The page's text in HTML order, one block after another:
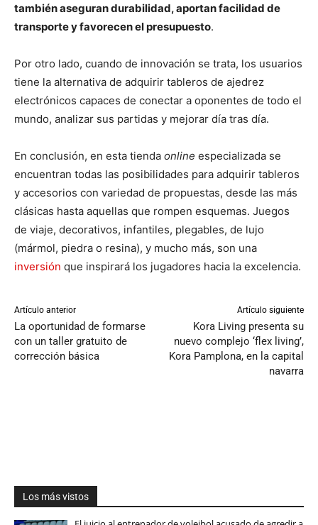
también aseguran durabilidad, aportan facilidad de
transporte y favorecen el presupuesto.
Por otro lado, cuando de innovación se trata, los usuarios
tiene la alternativa de adquirir tableros de ajedrez
electrónicos capaces de conectar a oponentes de todo el
mundo, analizar sus partidas y mejorar día tras día.
En conclusión, en esta tienda online especializada se
encuentran todas las posibilidades para adquirir tableros
y accesorios con variedad de propuestas, desde las más
clásicas hasta aquellas que rompen esquemas. Juegos
de viaje, decorativos, infantiles, plegables, de lujo
(mármol, piedra o resina), y mucho más, son una
inversión que inspirará los jugadores hacia la excelencia.
Artículo anterior
La oportunidad de formarse
con un taller gratuito de
corrección básica
Artículo siguiente
Kora Living presenta su
nuevo complejo ‘flex living’,
Kora Pamplona, en la capital
navarra
Los más vistos